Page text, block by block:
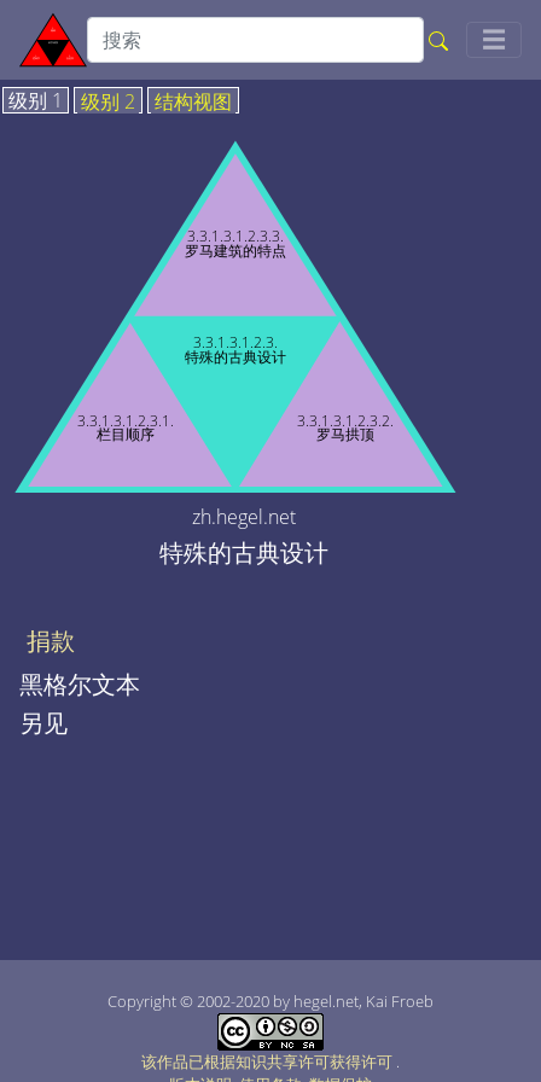
☰
级别 1 级别 2 结构视图
3.3.1.3.1.2.3.
特殊的古典设计
3.3.1.3.1.2.3.1.
栏目顺序
3.3.1.3.1.2.3.2.
罗马拱顶
3.3.1.3.1.2.3.3.
罗马建筑的特点
zh.hegel.net
特殊的古典设计
捐款
黑格尔文本
另见
Copyright © 2002-2020 by hegel.net, Kai Froeb
该作品已根据知识共享许可获得许可 .